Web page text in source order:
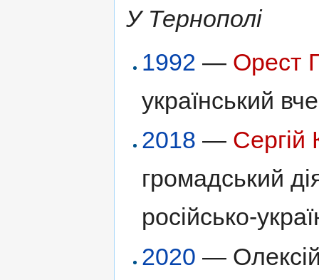
У Тернополі
1992 — Орест
український
2018 — Сергій
громадський
російсько-
2020 —